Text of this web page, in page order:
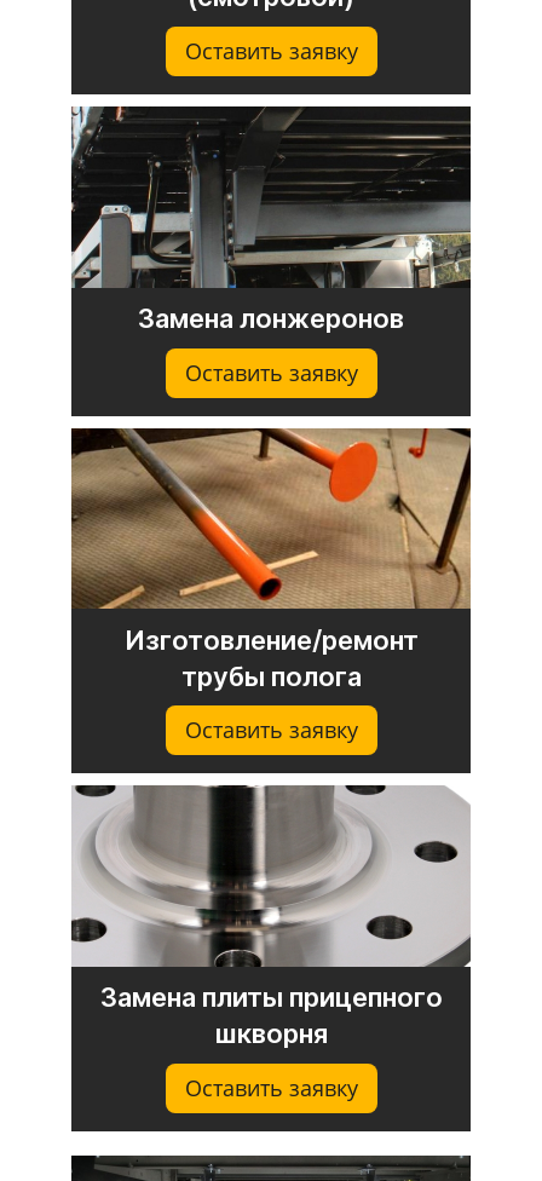
Оставить заявку
Замена лонжеронов
Оставить заявку
Изготовление/ремонт
трубы полога
Оставить заявку
Замена плиты прицепного
шкворня
Оставить заявку